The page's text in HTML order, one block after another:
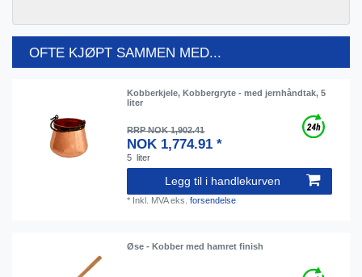
OFTE KJØPT SAMMEN MED...
Kobberkjele, Kobbergryte - med jernhåndtak, 5
liter
RRP NOK 1,902.41
NOK 1,774.91 *
5 liter
Legg til i handlekurven
* Inkl. MVAeks.forsendelse
Øse - Kobber med hamret finish